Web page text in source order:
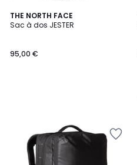
THE NORTH FACE
Sac à dos JESTER
95,00 €